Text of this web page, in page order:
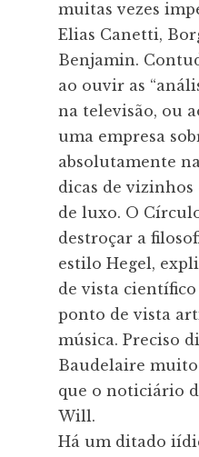
muitas vezes
Elias Canetti,
Benjamin.
ao ouvir as
na televisão, ou
uma empresa
absolutamente
dicas de
de luxo. O
destroçar a
estilo Hegel,
de vista
ponto de vista
música. Preciso
Baudelaire
que o noticiário
Will.
Há um ditado